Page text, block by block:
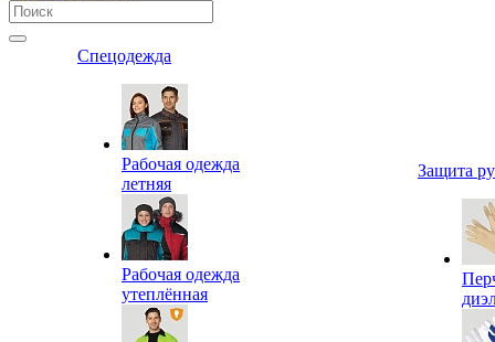
Спецодежда
Рабочая одежда
летняя
Рабочая одежда
утеплённая
Защита